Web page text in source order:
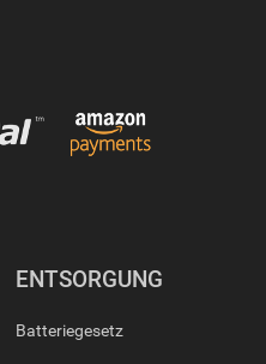
ENTSORGUNG
Batteriegesetz